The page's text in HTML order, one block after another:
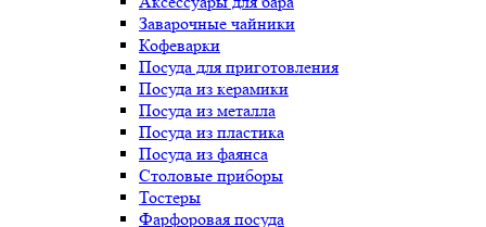
Заварочные чайники
Кофеварки
Посуда для приготовления
Посуда из керамики
Посуда из металла
Посуда из пластика
Посуда из фаянса
Столовые приборы
Тостеры
Фарфоровая посуда